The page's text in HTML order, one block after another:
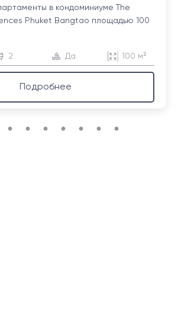
в кондоминиуме The
Phuket Bangtao площадью 100
2 Да 100 м²
Подробнее